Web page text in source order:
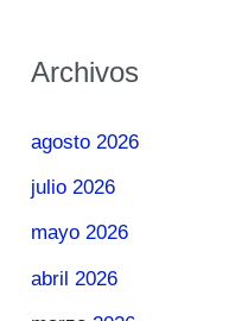
Archivos
agosto 2026
julio 2026
mayo 2026
abril 2026